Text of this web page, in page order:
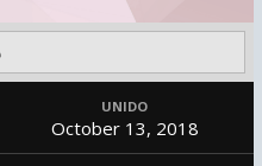
UNIDO
October 13, 2018